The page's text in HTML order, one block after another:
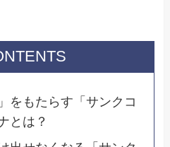
をもたらす「サンクコ
とは？